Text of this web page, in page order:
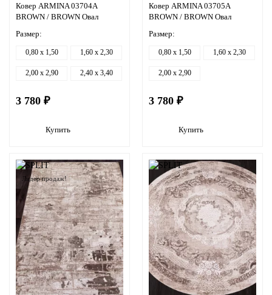
Ковер ARMINA 03704A
BROWN / BROWN Овал
Размер:
0,80 x 1,50 1,60 x 2,30
2,00 x 2,90 2,40 x 3,40
3 780 ₽
Купить
Ковер ARMINA 03705A
BROWN / BROWN Овал
Размер:
0,80 x 1,50 1,60 x 2,30
2,00 x 2,90
3 780 ₽
Купить
Лидер продаж!